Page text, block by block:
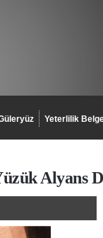
Yeterlilik
Alyans